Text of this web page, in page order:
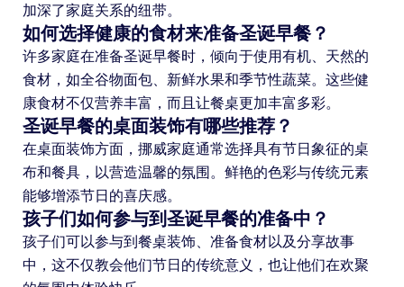
加深了家庭关系的纽带。
如何选择健康的食材来准备圣诞早餐？
许多家庭在准备圣诞早餐时，倾向于使用有机、天然的
食材，如全谷物面包、新鲜水果和季节性蔬菜。这些健
康食材不仅营养丰富，而且让餐桌更加丰富多彩。
圣诞早餐的桌面装饰有哪些推荐？
在桌面装饰方面，挪威家庭通常选择具有节日象征的桌
布和餐具，以营造温馨的氛围。鲜艳的色彩与传统元素
能够增添节日的喜庆感。
孩子们如何参与到圣诞早餐的准备中？
孩子们可以参与到餐桌装饰、准备食材以及分享故事
中，这不仅教会他们节日的传统意义，也让他们在欢聚